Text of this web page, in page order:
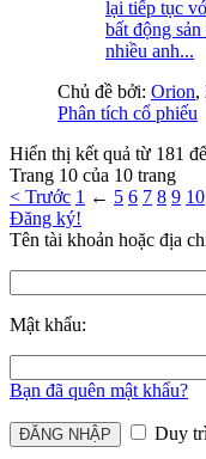
lại tiếp tục
bất động
nhiều anh...
Chủ đề bởi: Orion,
Phân tích cổ phiếu
Hiển thị kết quả từ 181
Trang 10 của 10 trang
< Trước 1 ← 5 6 7 8 9 10
Đăng ký!
Tên tài khoản hoặc địa
Mật khẩu:
Bạn đã quên mật khẩu?
Duy